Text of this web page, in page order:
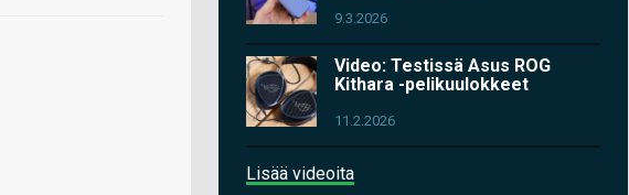
9.3.2026
Video: Testissä Asus ROG
Kithara -pelikuulokkeet
11.2.2026
Lisää videoita